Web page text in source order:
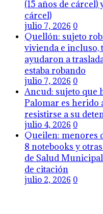
(15 años de cárcel)
cárcel)
julio 7, 2026 0
Quellón: sujeto
vivienda e incluso,
ayudaron a
estaba robando
julio 7, 2026 0
Ancud: sujeto que
Palomar es herido
resistirse a su
julio 4, 2026 0
Queilen: menores
8 notebooks y
de Salud
de citación
julio 2, 2026 0